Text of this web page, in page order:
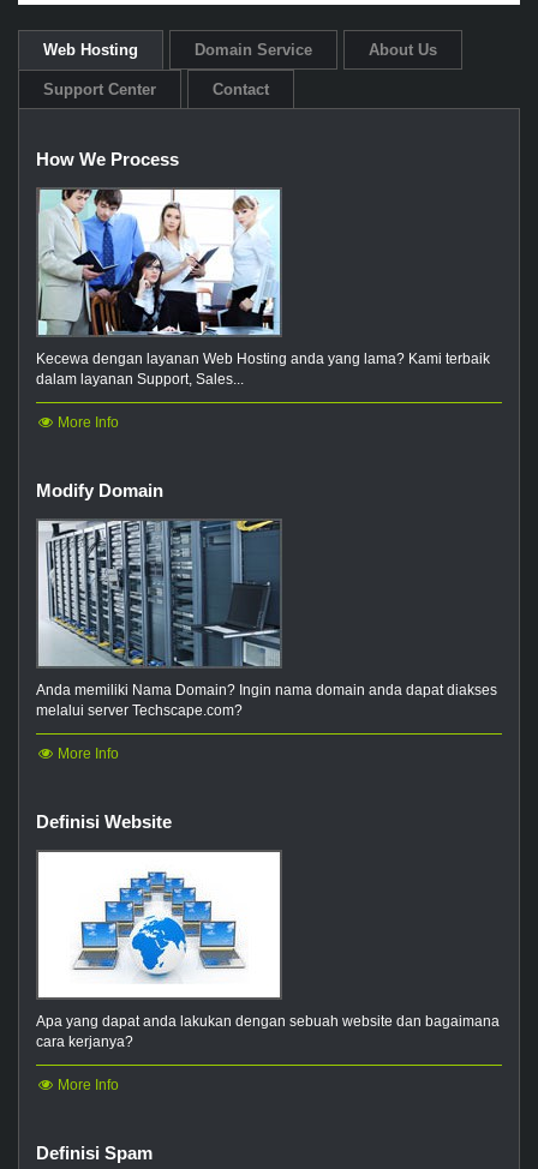
Web Hosting Domain Service About Us
Support Center Contact
How We Process
Kecewa dengan layanan Web Hosting anda yang lama? Kami terbaik
dalam layanan Support, Sales...
More Info
Modify Domain
Anda memiliki Nama Domain? Ingin nama domain anda dapat diakses
melalui server Techscape.com?
More Info
Definisi Website
Apa yang dapat anda lakukan dengan sebuah website dan bagaimana
cara kerjanya?
More Info
Definisi Spam